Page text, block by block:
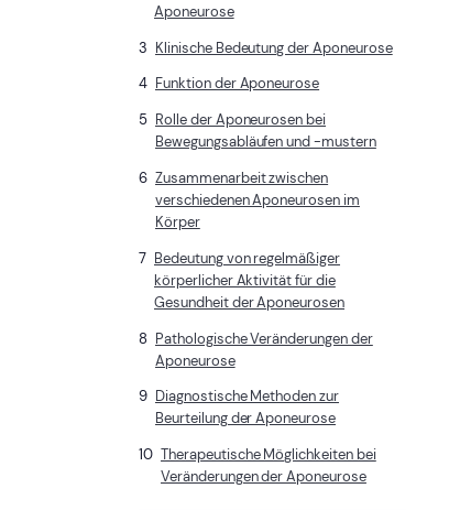
Aponeurose
Klinische Bedeutung der Aponeurose
Funktion der Aponeurose
Rolle der Aponeurosen bei
Bewegungsabläufen und -mustern
Zusammenarbeit zwischen
verschiedenen Aponeurosen im
Körper
Bedeutung von regelmäßiger
körperlicher Aktivität für die
Gesundheit der Aponeurosen
Pathologische Veränderungen der
Aponeurose
Diagnostische Methoden zur
Beurteilung der Aponeurose
Therapeutische Möglichkeiten bei
Veränderungen der Aponeurose